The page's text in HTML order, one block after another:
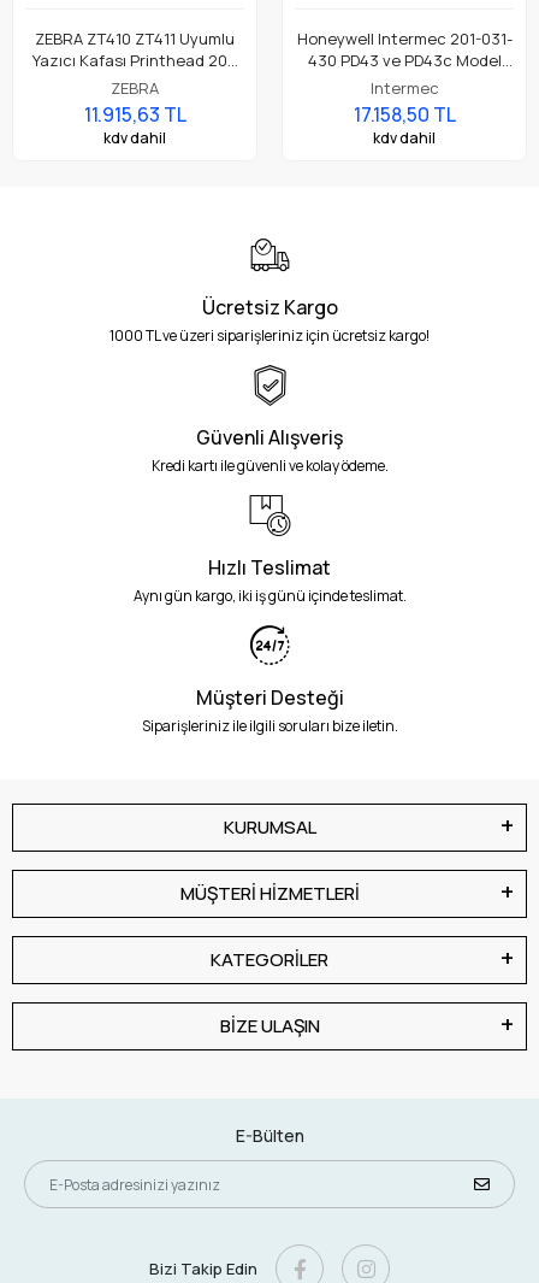
ZEBRA ZT410 ZT411 Uyumlu
Yazıcı Kafası Printhead 203
Dpi Parça No: P1058930-009
ZEBRA
11.915,63 TL
kdv dahil
Honeywell Intermec 201-031-
430 PD43 ve PD43c Model
Barkod Etiket Yazıcı 203 Dpi
Termal Baskı Kafası
Intermec
17.158,50 TL
kdv dahil
Ücretsiz Kargo
1000 TL ve üzeri siparişleriniz için ücretsiz kargo!
Güvenli Alışveriş
Kredi kartı ile güvenli ve kolay ödeme.
Hızlı Teslimat
Aynı gün kargo, iki iş günü içinde teslimat.
Müşteri Desteği
Siparişleriniz ile ilgili soruları bize iletin.
KURUMSAL
MÜŞTERİ HİZMETLERİ
KATEGORİLER
BİZE ULAŞIN
E-Bülten
Bizi Takip Edin